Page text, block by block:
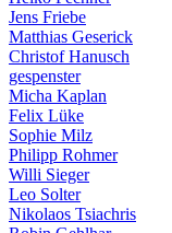
Jens Friebe
Matthias Geserick
Christof Hanusch
gespenster
Micha Kaplan
Felix Lüke
Sophie Milz
Philipp Rohmer
Willi Sieger
Leo Solter
Nikolaos Tsiachris